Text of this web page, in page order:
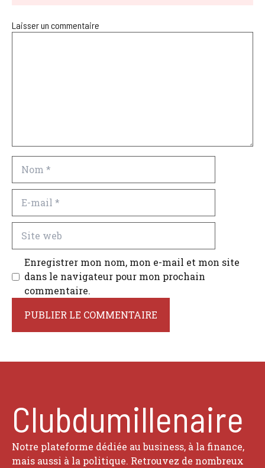
Laisser un commentaire
mail
Site
web
Enregistrer mon nom, mon e-mail et mon site
dans le navigateur pour mon prochain
commentaire.
Clubdumillenaire
Notre plateforme dédiée au business, à la finance,
mais aussi à la politique. Retrouvez de nombreux